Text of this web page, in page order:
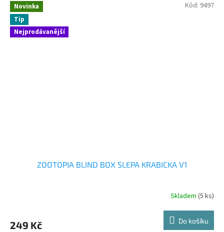
Novinka
Tip
Nejprodávanější
ZOOTOPIA BLIND BOX SLEPA KRABICKA V1
Skladem (5 ks)
249 Kč Do košíku
Kód: 9497